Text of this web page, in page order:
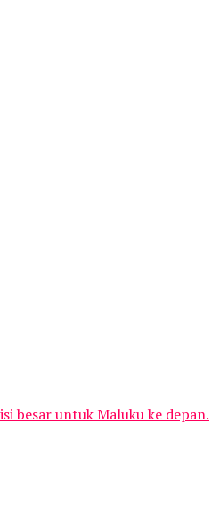
besar untuk Maluku ke depan.